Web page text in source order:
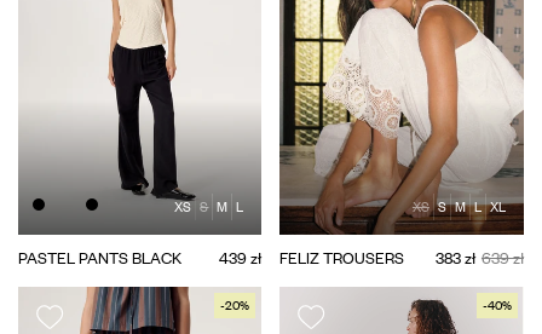
XS S M L
PASTEL PANTS BLACK 439 zł
XS S M L XL
FELIZ TROUSERS 383 zł 639 zł
-20% -40%